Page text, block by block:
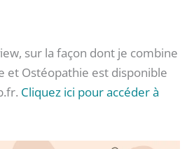
sur la façon dont je combine
et Ostéopathie est disponible
Cliquez ici pour accéder à